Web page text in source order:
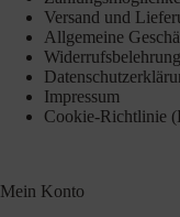
Versand und
Allgemeine
Widerrufsbelehrung
Impressum
Cookie-Richtlinie
Mein Konto